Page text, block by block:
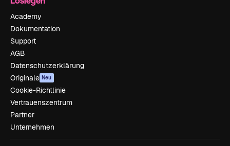
Academy
Dokumentation
Support
AGB
Datenschutzerklärung
Originale Neu
Cookie-Richtlinie
Vertrauenszentrum
Partner
Unternehmen